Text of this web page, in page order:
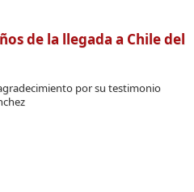
de la llegada a Chile del
por su testimonio